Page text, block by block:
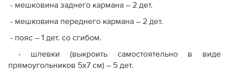
Тем, кому важен визуал, так как у этих моделей нет
фотографий отшитого образца, а технологию и
конструкции.
- мешковина заднего кармана – 2 дет.
- мешковина переднего кармана – 2 дет.
- пояс – 1 дет. со сгибом.
- шлевки (выкроить самостоятельно в виде
прямоугольников 5х7 см) – 5 дет.